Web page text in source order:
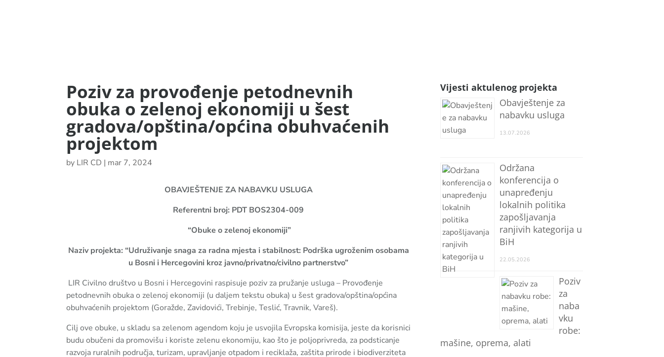
Poziv za provođenje petodnevnih
obuka o zelenoj ekonomiji u šest
gradova/opština/općina obuhvaćenih
projektom
by LIR CD | mar 7, 2024
OBAVJEŠTENJE ZA NABAVKU USLUGA
Referentni broj: PDT BOS2304-009
“Obuke o zelenoj ekonomiji”
Naziv projekta: “Udruživanje snaga za radna mjesta i stabilnost: Podrška ugroženim osobama
u Bosni i Hercegovini kroz javno/privatno/civilno partnerstvo”
LIR Civilno društvo u Bosni i Hercegovini raspisuje poziv za pružanje usluga – Provođenje
petodnevnih obuka o zelenoj ekonomiji (u daljem tekstu obuka) u šest gradova/opština/općina
obuhvaćenih projektom (Goražde, Zavidovići, Trebinje, Teslić, Travnik, Vareš).
Cilj ove obuke, u skladu sa zelenom agendom koju je usvojila Evropska komisija, jeste da korisnici
budu obučeni da promovišu i koriste zelenu ekonomiju, kao što je poljoprivreda, za podsticanje
razvoja ruralnih područja, turizam, upravljanje otpadom i reciklaža, zaštita prirode i biodiverziteta
Vijesti aktulenog projekta
Obavještenje za
nabavku usluga
13.07.2026
Održana
konferencija o
unapređenju
lokalnih politika
zapošljavanja
ranjivih kategorija u
BiH
22.05.2026
Poziv
za
naba
vku
robe:
mašine, oprema, alati